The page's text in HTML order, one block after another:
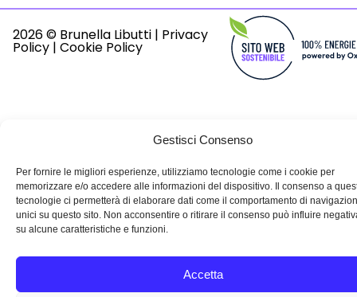
Gestisci Consenso
Per fornire le migliori esperienze, utilizziamo tecnologie come i cookie per
memorizzare e/o accedere alle informazioni del dispositivo. Il consenso a
tecnologie ci permetterà di elaborare dati come il comportamento di
unici su questo sito. Non acconsentire o ritirare il consenso può influire
su alcune caratteristiche e funzioni.
Accetta
2026 © Brunella Libutti | Privacy
Policy| Cookie Policy